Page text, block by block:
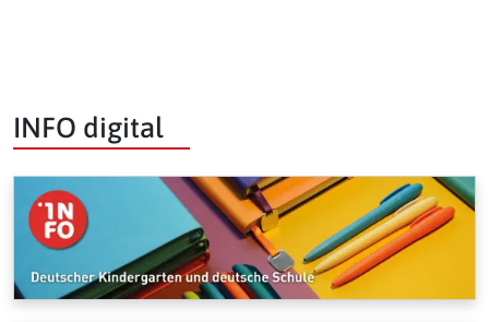
INFO digital